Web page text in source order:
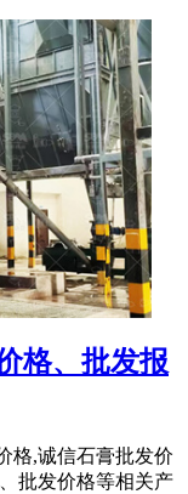
格、批发报
格,诚信石膏批发价
批发价格等相关产